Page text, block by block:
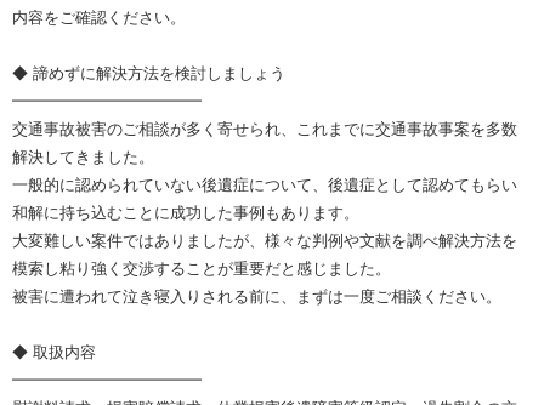
内容をご確認ください。
◆ 諦めずに解決方法を検討しましょう
━━━━━━━━━━━━
交通事故被害のご相談が多く寄せられ、これまでに交通事故事案を多数
解決してきました。
一般的に認められていない後遺症について、後遺症として認めてもらい
和解に持ち込むことに成功した事例もあります。
大変難しい案件ではありましたが、様々な判例や文献を調べ解決方法を
模索し粘り強く交渉することが重要だと感じました。
被害に遭われて泣き寝入りされる前に、まずは一度ご相談ください。
◆ 取扱内容
━━━━━━━━━━━━